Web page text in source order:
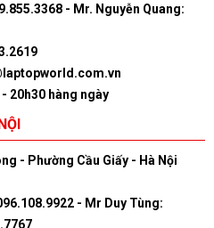
- Mr. Nguyễn Quang:
20h30 hàng ngày
- Phường Cầu Giấy - Hà Nội
- Mr Duy Tùng: